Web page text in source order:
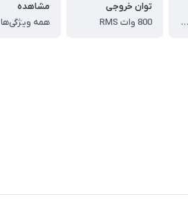
اسپیکر پارتی حرفه‌ای (فقط با برق)
توان خروجی
800 وات RMS
مشاهده
همه ویژگی‌ها